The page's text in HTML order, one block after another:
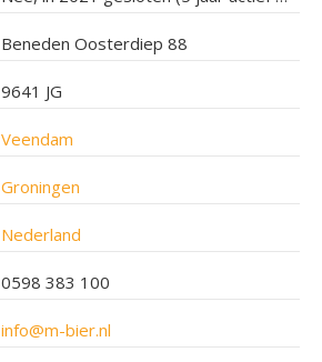
Beneden Oosterdiep 88
9641 JG
Veendam
Groningen
Nederland
0598 383 100
info@m-bier.nl